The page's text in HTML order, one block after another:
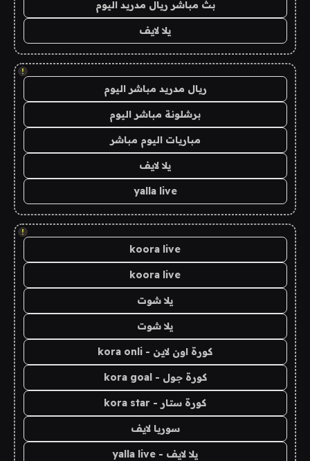
بث مباشر ريال مدريد اليوم
يلا لايف
!
ريال مدريد مباشر اليوم
برشلونة مباشر اليوم
مباريات اليوم مباشر
يلا لايف
yalla live
!
koora live
koora live
يلا شوت
يلا شوت
كورة اون لاين - kora onli
كورة جول - kora goal
كورة ستار - kora star
سوريا لايف
يلا لايف - yalla live